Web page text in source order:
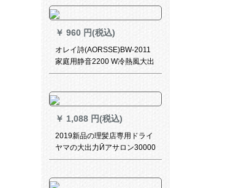
せん。
￥ 960 円(税込)
オレイ詩(AORSSE)BW-2011
家庭用静音2200 W冷熱風大出
力ドライヤー
￥ 1,088 円(税込)
2019新品の理髪店専用ドライ
ヤマの大出力Ӣアサロン30000
W家庭用のドライヤで髪を冷
家庭用のバトンを5つのプロに